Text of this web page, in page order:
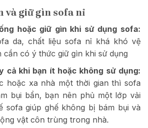
và giữ gìn sofa nỉ
hoặc giữ gìn khi sử dụng sofa:
da, chất liệu sofa nỉ khá khó vệ
cần có ý thức giữ gìn khi sử dụng
cả khi bạn ít hoặc không sử dụng:
hoặc xa nhà một thời gian thì sofa
bụi bẩn, bạn nên phủ một lớp vải
sofa giúp ghế không bị bám bụi và
vật côn trùng trong nhà.